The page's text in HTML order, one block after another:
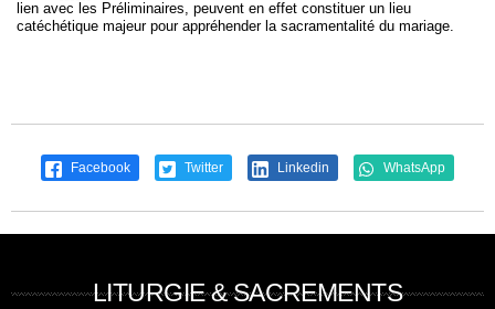
lien avec les Préliminaires, peuvent en effet constituer un lieu
catéchétique majeur pour appréhender la sacramentalité du mariage.
Facebook Twitter Linkedin WhatsApp
LITURGIE & SACREMENTS